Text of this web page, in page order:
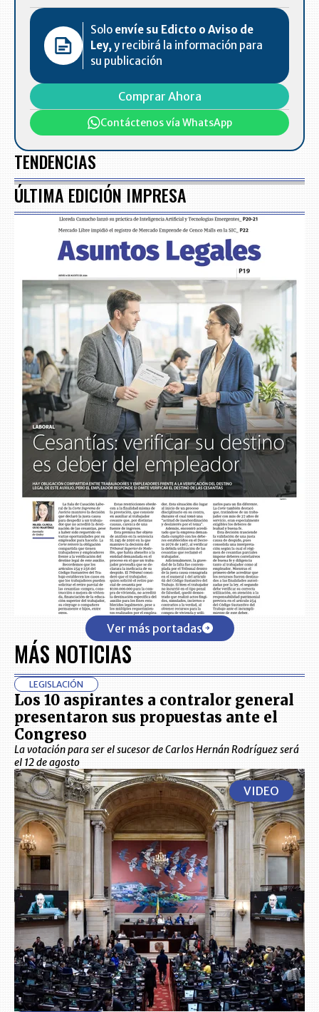
Solo envíe su Edicto o Aviso de
Ley,y recibirá la información para
su publicación
Comprar Ahora
Contáctenos vía WhatsApp
TENDENCIAS
ÚLTIMA EDICIÓN IMPRESA
Ver más portadas
MÁS NOTICIAS
LEGISLACIÓN
Los 10 aspirantes a contralor general
presentaron sus propuestas ante el
Congreso
La votación para ser el sucesor de Carlos Hernán Rodríguez será
el 12 de agosto
VIDEO